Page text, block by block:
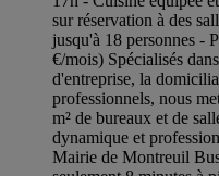
sur réservation à des
jusqu'à 18 personnes -
€/mois) Spécialisés
d'entreprise, la
professionnels, nous
m² de bureaux et de
dynamique et
Mairie de Montreuil